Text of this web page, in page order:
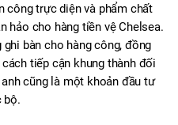
công trực diện và phẩm chất
hảo cho hàng tiền vệ Chelsea.
bàn cho hàng công, đồng
tiếp cận khung thành đối
cũng là một khoản đầu tư
bộ.